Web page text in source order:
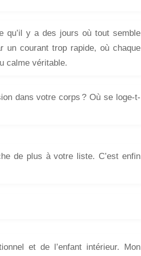
qu’il y a des jours où tout semble
un courant trop rapide, où chaque
calme véritable.
dans votre corps ? Où se loge-t-
de plus à votre liste. C’est enfin
et de l’enfant intérieur. Mon